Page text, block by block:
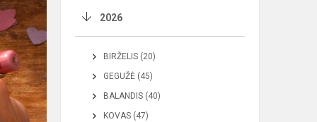
2026
BIRŽELIS (20)
GEGUŽĖ (45)
BALANDIS (40)
KOVAS (47)